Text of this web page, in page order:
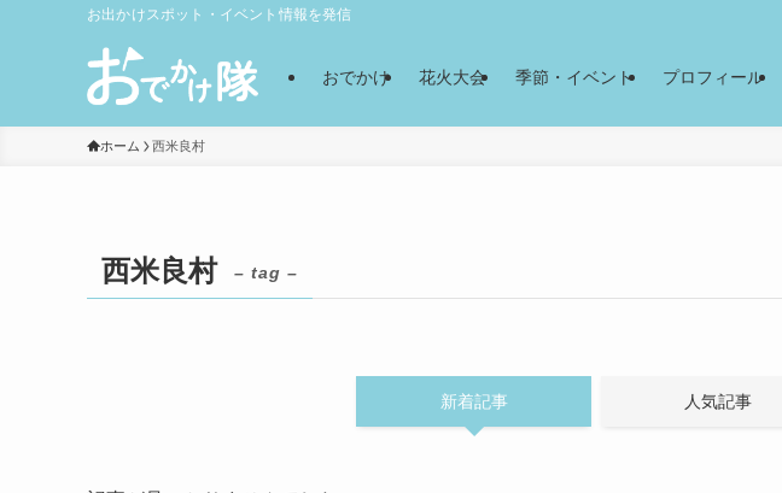
お出かけスポット・イベント情報を発信
おでかけ 花火大会 季節・イベント プロフィール
ホーム 西米良村
西米良村 – tag –
新着記事 人気記事